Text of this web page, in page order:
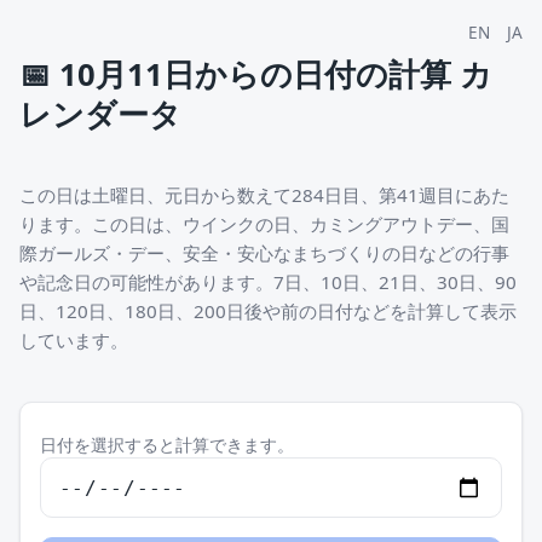
EN JA
📅 10月11日からの日付の計算 カ
レンダータ
この日は土曜日、元日から数えて284日目、第41週目にあた
ります。この日は、ウインクの日、カミングアウトデー、国
際ガールズ・デー、安全・安心なまちづくりの日などの行事
や記念日の可能性があります。7日、10日、21日、30日、90
日、120日、180日、200日後や前の日付などを計算して表示
しています。
日付を選択すると計算できます。